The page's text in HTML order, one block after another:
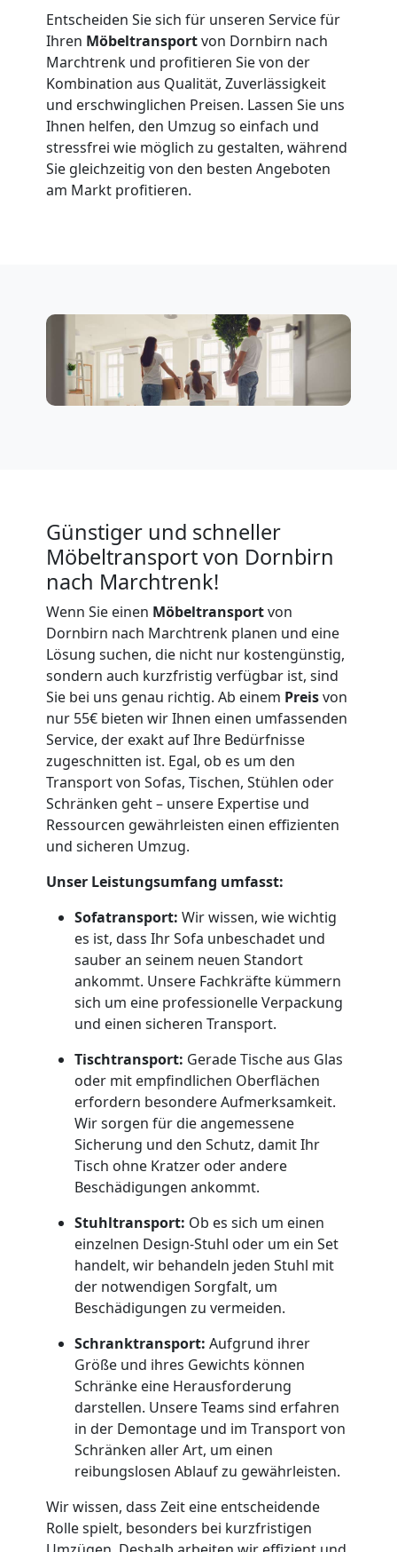
Entscheiden Sie sich für unseren Service für
Ihren Möbeltransportvon Dornbirn nach
Marchtrenk und profitieren Sie von der
Kombination aus Qualität, Zuverlässigkeit
und erschwinglichen Preisen. Lassen Sie uns
Ihnen helfen, den Umzug so einfach und
stressfrei wie möglich zu gestalten, während
Sie gleichzeitig von den besten Angeboten
am Markt profitieren.
Günstiger und schneller
Möbeltransport von Dornbirn
nach Marchtrenk!
Wenn Sie einen Möbeltransportvon
Dornbirn nach Marchtrenk planen und eine
Lösung suchen, die nicht nur kostengünstig,
sondern auch kurzfristig verfügbar ist, sind
Sie bei uns genau richtig. Ab einem Preisvon
nur 55€ bieten wir Ihnen einen umfassenden
Service, der exakt auf Ihre Bedürfnisse
zugeschnitten ist. Egal, ob es um den
Transport von Sofas, Tischen, Stühlen oder
Schränken geht – unsere Expertise und
Ressourcen gewährleisten einen effizienten
und sicheren Umzug.
Unser Leistungsumfang umfasst:
Sofatransport: Wir wissen, wie wichtig
es ist, dass Ihr Sofa unbeschadet und
sauber an seinem neuen Standort
ankommt. Unsere Fachkräfte kümmern
sich um eine professionelle Verpackung
und einen sicheren Transport.
Tischtransport: Gerade Tische aus Glas
oder mit empfindlichen Oberflächen
erfordern besondere Aufmerksamkeit.
Wir sorgen für die angemessene
Sicherung und den Schutz, damit Ihr
Tisch ohne Kratzer oder andere
Beschädigungen ankommt.
Stuhltransport: Ob es sich um einen
einzelnen Design-Stuhl oder um ein Set
handelt, wir behandeln jeden Stuhl mit
der notwendigen Sorgfalt, um
Beschädigungen zu vermeiden.
Schranktransport: Aufgrund ihrer
Größe und ihres Gewichts können
Schränke eine Herausforderung
darstellen. Unsere Teams sind erfahren
in der Demontage und im Transport von
Schränken aller Art, um einen
reibungslosen Ablauf zu gewährleisten.
Wir wissen, dass Zeit eine entscheidende
Rolle spielt, besonders bei kurzfristigen
Fernumzug
Dornbirn
Firmenumzug
Dornbirn
Dornbirn
Expressumzug
Dornbirn
Dornbirn
Kleiner
Umzug
Dornbirn
Küchenumzug
Dornbirn
Umzug
und
Lagerung
Dornbirn
Full-
Service-
Umzug
Dornbirn
Qualitäts-
Umzüge
Dornbirn
Vereinsumzug
Dornbirn
Anfrage